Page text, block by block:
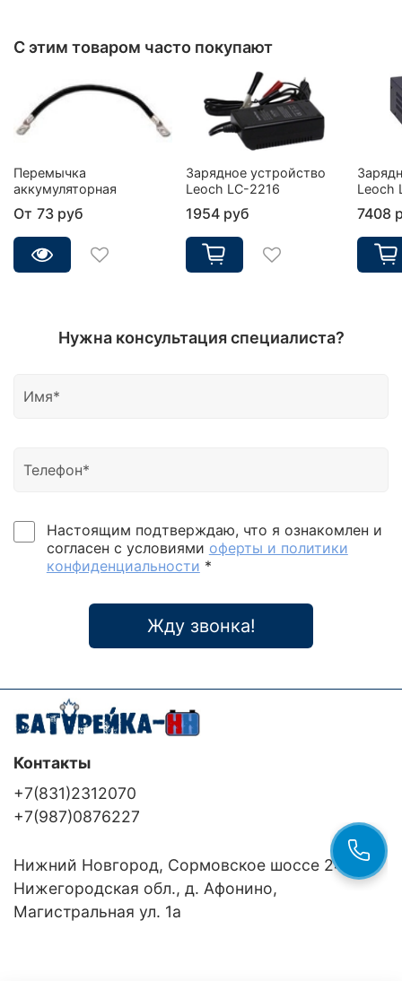
С этим товаром часто покупают
Перемычка
аккумуляторная
От 73 руб
Зарядное устройство
Leoch LC-2216
1954 руб
Leoch
7408
Нужна консультация специалиста?
Настоящим подтверждаю, что я ознакомлен и
согласен с условиями оферты и политики
конфиденциальности *
Жду звонка!
Контакты
+7(831)2312070
+7(987)0876227
Нижний Новгород, Сормовское шоссе 24/36
Нижегородская обл., д. Афонино,
Магистральная ул. 1а